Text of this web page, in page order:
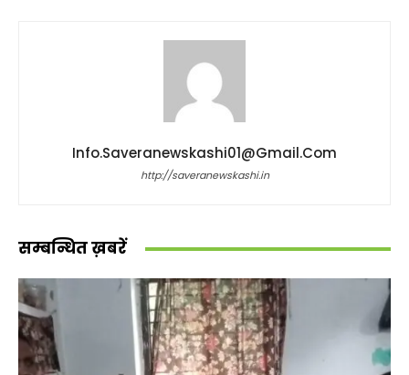
Info.saveranewskashi01@gmail.com
http://saveranewskashi.in
सम्बन्धित ख़बरें